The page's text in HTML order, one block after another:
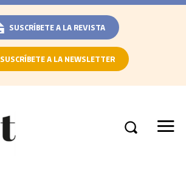
SUSCRÍBETE A LA REVISTA
SUSCRÍBETE A LA NEWSLETTER